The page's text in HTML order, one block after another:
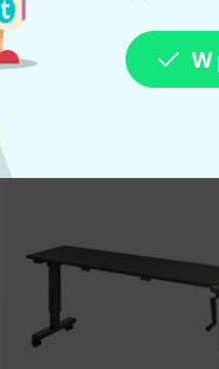
W